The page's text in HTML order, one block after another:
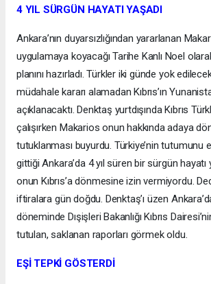
4 YIL SÜRGÜN HAYATI YAŞADI
Ankara’nın duyarsızlığından yararlanan
uygulamaya koyacağı Tarihe Kanlı Noel
planını hazırladı. Türkler iki günde yok
müdahale kararı alamadan Kıbrıs’ın
açıklanacaktı. Denktaş yurtdışında Kıbrıs
çalışırken Makarios onun hakkında adaya
tutuklanması buyurdu. Türkiye’nin tutumunu
gittiği Ankara’da 4 yıl süren bir sürgün hayatı
onun Kıbrıs’a dönmesine izin vermiyordu.
iftiralara gün doğdu. Denktaş’ı üzen
döneminde Dışişleri Bakanlığı Kıbrıs
tutulan, saklanan raporları görmek oldu.
EŞİ TEPKİ GÖSTERDİ